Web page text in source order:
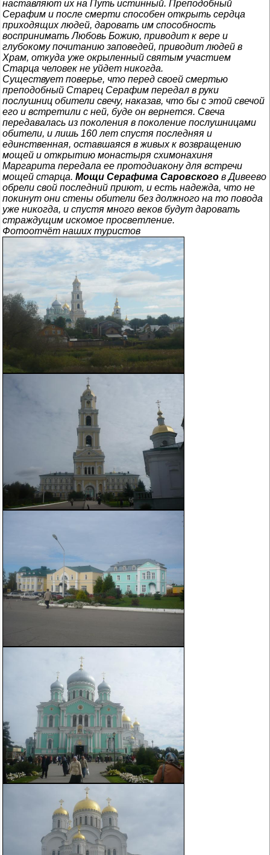
наставляют их на Путь истинный. Преподобный
Серафим и после смерти способен открыть сердца
приходящих людей, даровать им способность
воспринимать Любовь Божию, приводит к вере и
глубокому почитанию заповедей, приводит людей в
Храм, откуда уже окрыленный святым участием
Старца человек не уйдет никогда.
Существует поверье, что перед своей смертью
преподобный Старец Серафим передал в руки
послушниц обители свечу, наказав, что бы с этой свечой
его и встретили с ней, буде он вернется. Свеча
передавалась из поколения в поколение послушницами
обители, и лишь 160 лет спустя последняя и
единственная, оставшаяся в живых к возвращению
мощей и открытию монастыря схимонахиня
Маргарита передала ее протодиакону для встречи
мощей старца. Мощи Серафима Саровского в Дивеево
обрели свой последний приют, и есть надежда, что не
покинут они стены обители без должного на то повода
уже никогда, и спустя много веков будут даровать
страждущим искомое просветление.
Фотоотчёт наших туристов